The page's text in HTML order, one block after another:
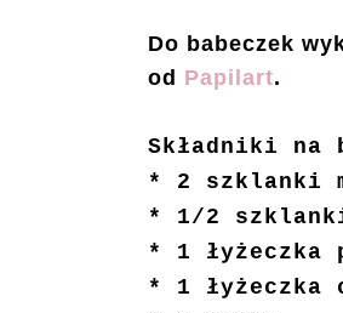
Do babeczek
od Papilart.
Składniki na
* 2 szklanki
* 1/2
* 1 łyżeczka
* 1 łyżeczka